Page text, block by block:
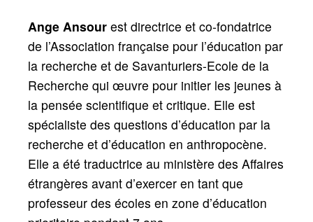
Ange Ansour est directrice et co-fondatrice
de l’Association française pour l’éducation par
la recherche et de Savanturiers-Ecole de la
Recherche qui œuvre pour initier les jeunes à
la pensée scientifique et critique. Elle est
spécialiste des questions d’éducation par la
recherche et d’éducation en anthropocène.
Elle a été traductrice au ministère des Affaires
étrangères avant d’exercer en tant que
professeur des écoles en zone d’éducation